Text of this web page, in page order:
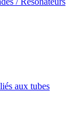
aux tubes